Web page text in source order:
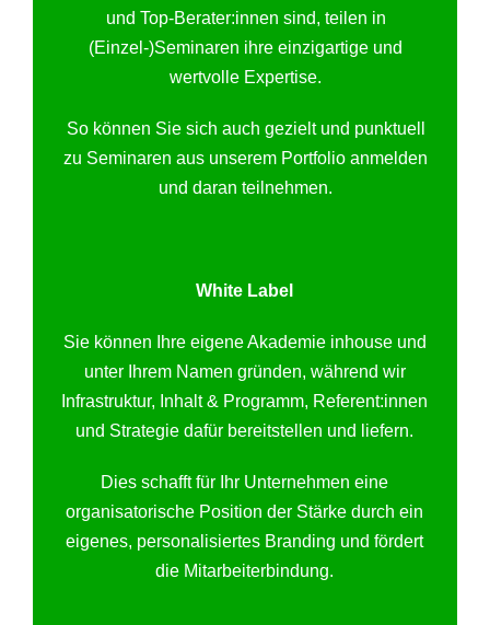
und Top-Berater:innen sind, teilen in
(Einzel-)Seminaren ihre einzigartige und
wertvolle Expertise.
So können Sie sich auch gezielt und punktuell
zu Seminaren aus unserem Portfolio anmelden
und daran teilnehmen.
White Label
Sie können Ihre eigene Akademie inhouse und
unter Ihrem Namen gründen, während wir
Infrastruktur, Inhalt & Programm, Referent:innen
und Strategie dafür bereitstellen und liefern.
Dies schafft für Ihr Unternehmen eine
organisatorische Position der Stärke durch ein
eigenes, personalisiertes Branding und fördert
die Mitarbeiterbindung.